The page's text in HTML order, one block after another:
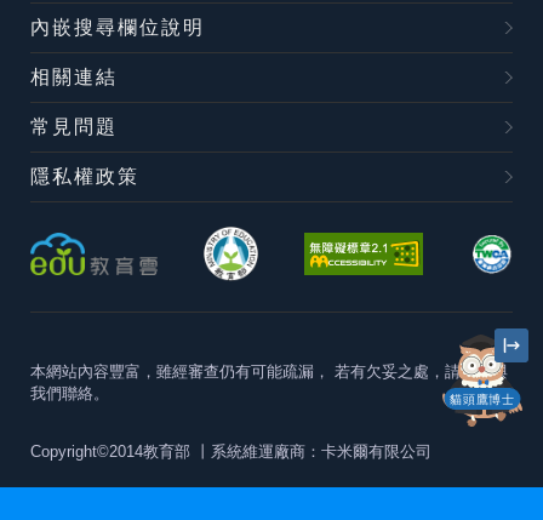
貓頭鷹博士
內嵌搜尋欄位說明
相關連結
常見問題
隱私權政策
本網站內容豐富，雖經審查仍有可能疏漏， 若有欠妥之處，請隨時與
我們聯絡。
Copyright©2014教育部 丨系統維運廠商：卡米爾有限公司